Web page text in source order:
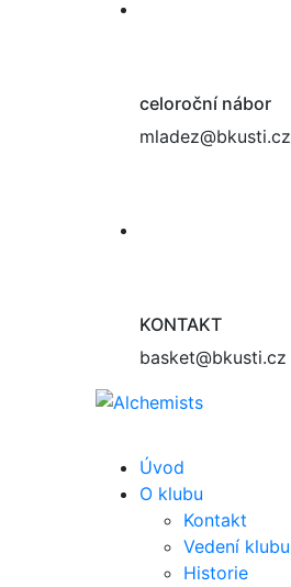
celoroční nábor
mladez@bkusti.cz
KONTAKT
basket@bkusti.cz
Úvod
O klubu
Kontakt
Vedení klubu
Historie